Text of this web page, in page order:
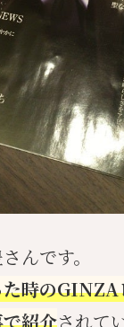
んです。
時のGINZA
紹介されて